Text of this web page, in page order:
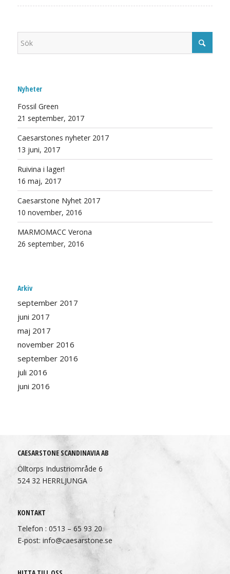
Nyheter
Fossil Green
21 september, 2017
Caesarstones nyheter 2017
13 juni, 2017
Ruivina i lager!
16 maj, 2017
Caesarstone Nyhet 2017
10 november, 2016
MARMOMACC Verona
26 september, 2016
Arkiv
september 2017
juni 2017
maj 2017
november 2016
september 2016
juli 2016
juni 2016
CAESARSTONE SCANDINAVIA AB
Ölltorps Industriområde 6
524 32 HERRLJUNGA
KONTAKT
Telefon : 0513 – 65 93 20
E-post: info@caesarstone.se